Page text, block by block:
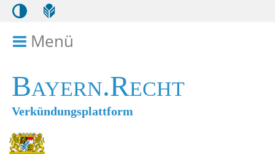
Menü
Bayern.Recht
Verkündungsplattform